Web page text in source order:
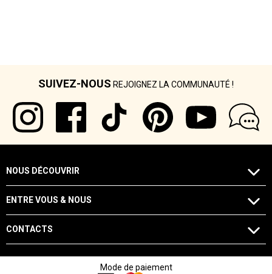
SUIVEZ-NOUS REJOIGNEZ LA COMMUNAUTÉ !
NOUS DÉCOUVRIR
ENTRE VOUS & NOUS
CONTACTS
Mode de paiement